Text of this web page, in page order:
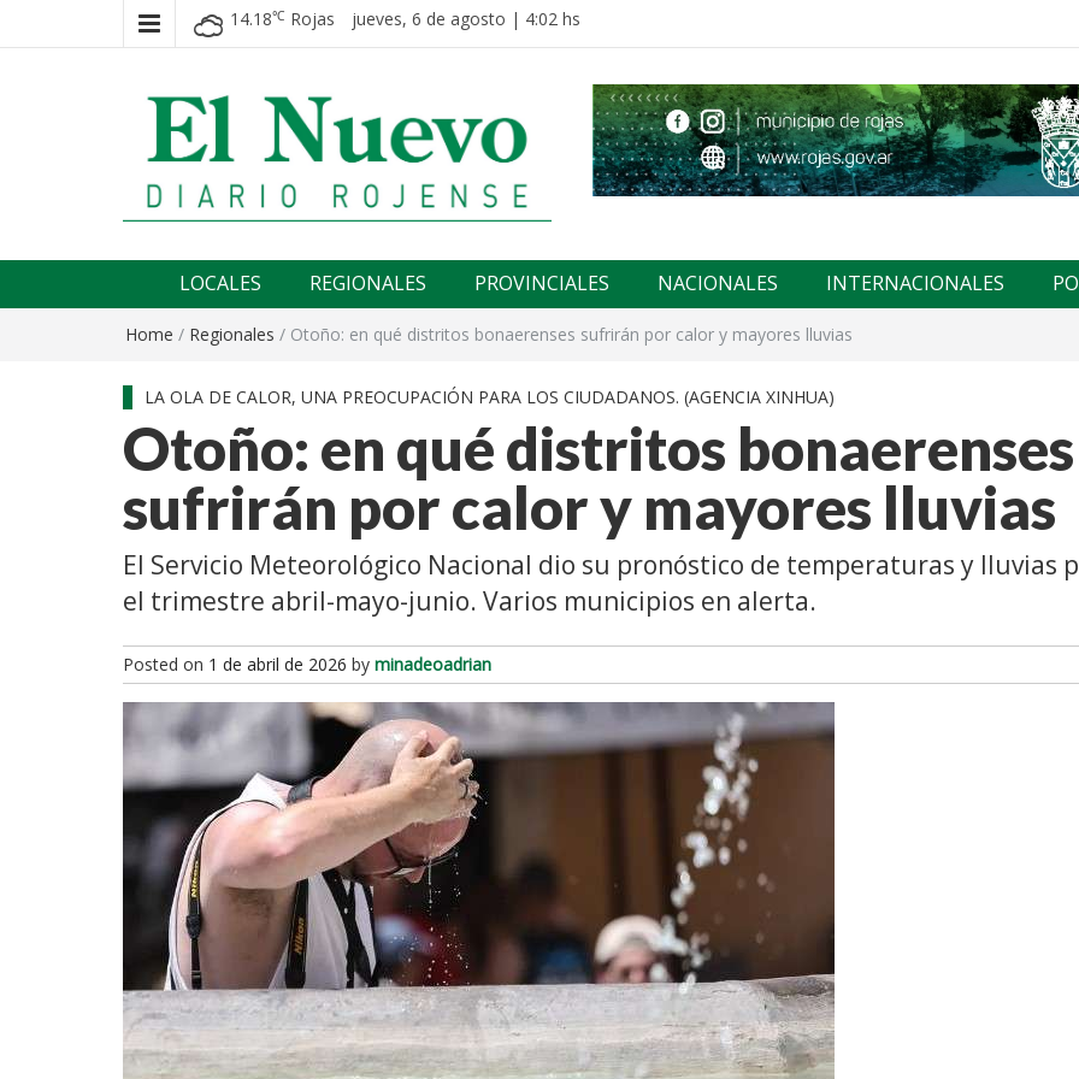
14.18℃ Rojas jueves, 6 de agosto | 4:02 hs
El nuevo rojense
LOCALES REGIONALES PROVINCIALES NACIONALES INTERNACIONALES
Home / Regionales / Otoño: en qué distritos bonaerenses sufrirán por calor y mayores lluvias
LA OLA DE CALOR, UNA PREOCUPACIÓN PARA LOS CIUDADANOS. (AGENCIA XINHUA)
Otoño: en qué distritos bonaerenses
sufrirán por calor y mayores lluvias
El Servicio Meteorológico Nacional dio su pronóstico de temperaturas y lluvias
el trimestre abril-mayo-junio. Varios municipios en alerta.
Posted on 1 de abril de 2026 by minadeoadrian